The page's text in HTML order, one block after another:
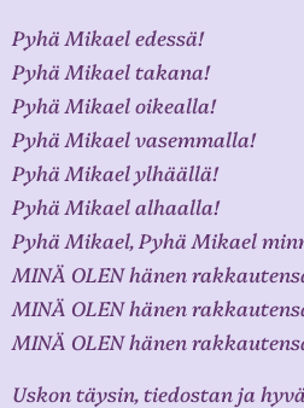
Pyhä Mikael edessä!
Pyhä Mikael takana!
Pyhä Mikael oikealla!
Pyhä Mikael vasemmalla!
Pyhä Mikael ylhäällä!
Pyhä Mikael alhaalla!
Pyhä Mikael, Pyhä Mikael
MINÄ OLEN hänen
MINÄ OLEN hänen
MINÄ OLEN hänen
Uskon täysin, tiedostan ja